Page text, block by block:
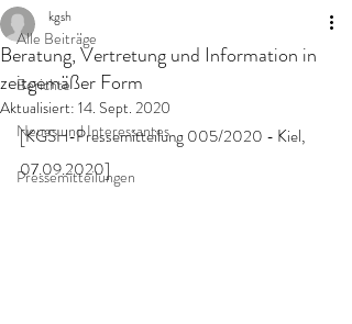
Alle Beiträge
Berichte
Neues und Interessantes
Pressemitteilungen
Beratung, Vertretung und Information in
zeitgemäßer Form
kgsh
Aktualisiert: 14. Sept. 2020
[KGSH-Pressemitteilung 005/2020 - Kiel,
07.09.2020]